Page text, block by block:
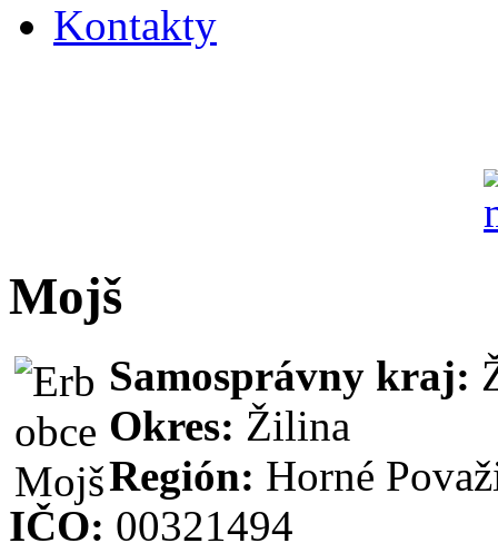
Kontakty
Mojš
Samosprávny kraj:
Okres: Žilina
Región: Horné
IČO: 00321494